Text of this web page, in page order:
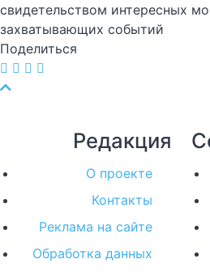
свидетельством интересных
захватывающих событий
Поделиться
Редакция
О проекте
Контакты
Реклама на сайте
Обработка данных